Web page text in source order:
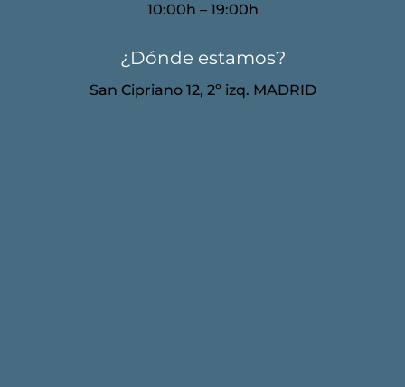
10:00h – 19:00h
¿Dónde estamos?
San Cipriano 12, 2º izq. MADRID